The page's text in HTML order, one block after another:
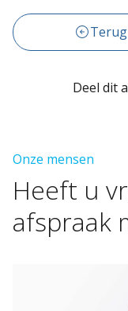
Deel dit
Onze mensen
Heeft u
afspraak